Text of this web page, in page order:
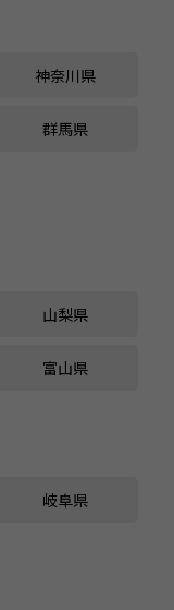
神奈川県
群馬県
山梨県
富山県
岐阜県